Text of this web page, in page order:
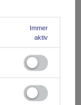
Immer
aktiv